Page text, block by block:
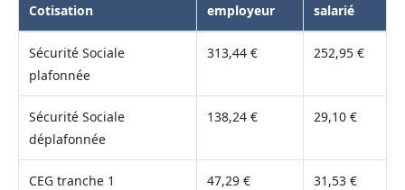
Cotisation
employeur
salarié
Sécurité Sociale
plafonnée
313,44 € 252,95 €
Sécurité Sociale
déplafonnée
138,24 € 29,10 €
CEG tranche 1 47,29 € 31,53 €